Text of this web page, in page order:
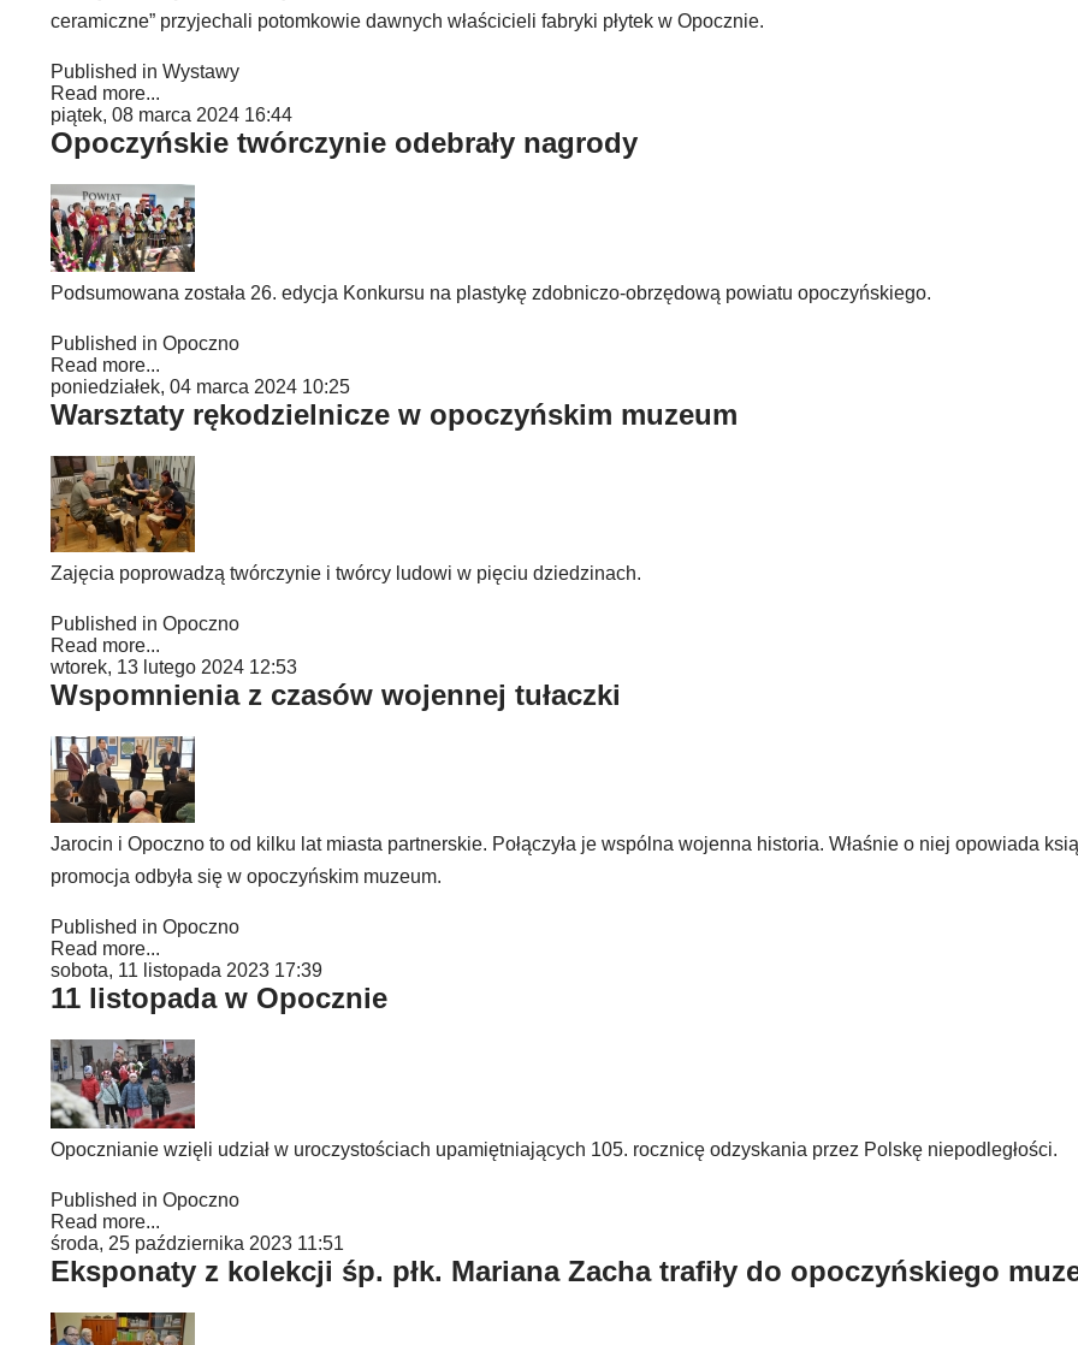
ceramiczne” przyjechali potomkowie dawnych właścicieli fabryki płytek w Opocznie.
Published in Wystawy
Read more...
piątek, 08 marca 2024 16:44
Opoczyńskie twórczynie odebrały nagrody
Podsumowana została 26. edycja Konkursu na plastykę zdobniczo-obrzędową powiatu opoczyńskiego.
Published in Opoczno
Read more...
poniedziałek, 04 marca 2024 10:25
Warsztaty rękodzielnicze w opoczyńskim muzeum
Zajęcia poprowadzą twórczynie i twórcy ludowi w pięciu dziedzinach.
Published in Opoczno
Read more...
wtorek, 13 lutego 2024 12:53
Wspomnienia z czasów wojennej tułaczki
Jarocin i Opoczno to od kilku lat miasta partnerskie. Połączyła je wspólna wojenna historia. Właśnie o niej opowiada
promocja odbyła się w opoczyńskim muzeum.
Published in Opoczno
Read more...
sobota, 11 listopada 2023 17:39
11 listopada w Opocznie
Opocznianie wzięli udział w uroczystościach upamiętniających 105. rocznicę odzyskania przez Polskę niepodległości.
Published in Opoczno
Read more...
środa, 25 października 2023 11:51
Eksponaty z kolekcji śp. płk. Mariana Zacha trafiły do opoczyńskiego